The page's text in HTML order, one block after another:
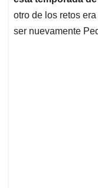
otro de los retos
ser nuevamente